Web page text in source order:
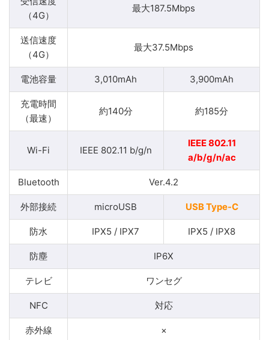
（4G）
最大187.5Mbps
送信速度
（4G）
最大37.5Mbps
電池容量 3,010mAh 3,900mAh
充電時間
（最速）
約140分 約185分
Wi-Fi IEEE 802.11 b/g/n
IEEE 802.11
a/b/g/n/ac
Bluetooth Ver.4.2
外部接続 microUSB USB Type-C
防水 IPX5 / IPX7 IPX5 / IPX8
防塵 IP6X
テレビ ワンセグ
NFC 対応
赤外線 ×